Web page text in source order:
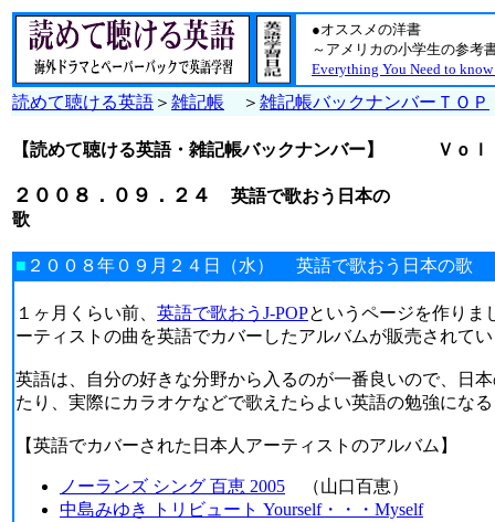
●オススメの洋書
～アメリカの小学生の参考
Everything You Need to
読めて聴ける英語 ＞ 雑記帳 ＞ 雑記帳バックナンバーＴＯＰ
【読めて聴ける英語・雑記帳バックナンバー】 Ｖｏ
２００８．０９．２４ 英語で歌おう日本の
■ ２００８年０９月２４日（水） 英語で歌おう日本の歌
１ヶ月くらい前、 英語で歌おうJ-POPというページを作りま
ーティストの曲を英語でカバーしたアルバムが販売されて
英語は、自分の好きな分野から入るのが一番良いので、日
たり、実際にカラオケなどで歌えたらよい英語の勉強にな
【英語でカバーされた日本人アーティストのアルバム】
ノーランズ シング 百恵 2005 （山口百恵）
中島みゆき トリビュート Yourself・・・Myself